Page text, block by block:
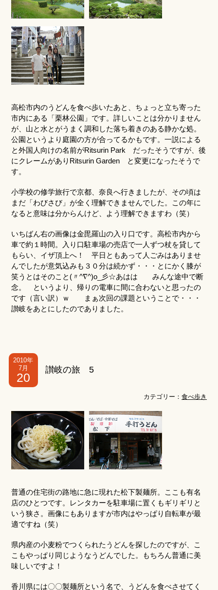
高松市内のうどんを食べ歩いたあと、ちょっと立ち寄った
市内にある「栗林公園」です。詳しいことは分かりません
が、山と水とがうまく調和した落ち着きのある静かな処。
公園というより庭園の方が合ってるかもです。一説による
と外国人向けの名前がRitsurin Park だったそうですが、後
にクレームがありRitsurin Garden と変更になったそうで
す。
小学校の修学旅行で京都、奈良へ行きましたが、その頃は
まだ「わびさび」が全く理解できませんでした。この年に
なると意味は分からんけど、よう理解できますわ（笑）
いちばん右の画像は金毘羅山の入り口です。高松市内から
車で約１時間。入り口駐車場の売店で一人ずつ杖を貸して
もらい、イザ頂上へ！ 平日ともあって人ごみはありませ
んでしたが意気込みも３０分は続かず・・・とにかく膝が
笑うとはそのこと(〃^∇^)o_彡☆あはは みんな途中で断
念。 というより、帰りの電車に間に合わないと思ったの
です（言い訳）ｗ まぁ次回の課題ということで・・・
讃岐をあとにしたのでありました。
2010年
7月
20
讃岐の旅 5
カテゴリー：食べ歩き
普通の住宅街の路地に急に現れた松下製麺所。ここも有名
店のひとつです。レンタカーを駐車場に置くもギリギリと
いう狭さ。画像にもありますが市内はやっぱり自転車が最
適ですね（笑）
県内産の小麦粉でつくられたうどんを探したのですが、こ
こもやっぱり同じようなうどんでした。もちろん普通に美
味しいですよ！
香川県には〇〇製麺所という名で、うどんを食べさせてく